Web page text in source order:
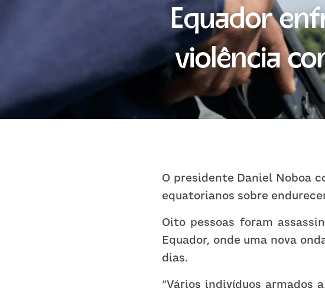
Equador
violência
O presidente Daniel Noboa
equatorianos sobre
Oito pessoas foram
Equador, onde uma nova
dias.
“Vários indivíduos armados